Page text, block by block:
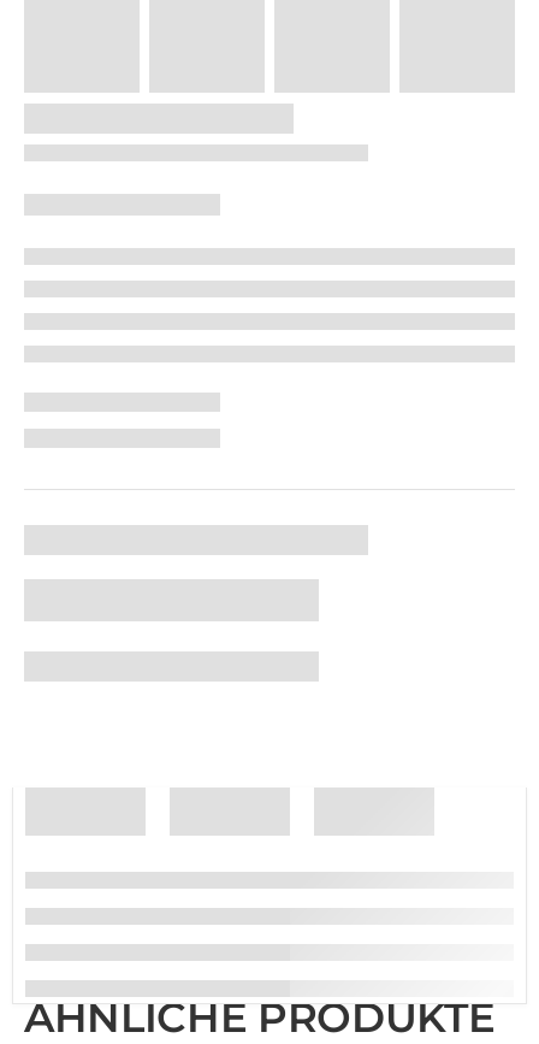
ÄHNLICHE PRODUKTE